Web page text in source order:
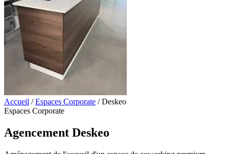
Accueil / Espaces Corporate / Deskeo
Espaces Corporate
Agencement Deskeo